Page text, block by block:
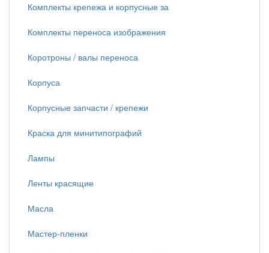
Комплекты крепежа и корпусные за
Комплекты переноса изображения
Коротроны / валы переноса
Корпуса
Корпусные запчасти / крепежи
Краска для минитипографий
Лампы
Ленты красящие
Масла
Мастер-пленки